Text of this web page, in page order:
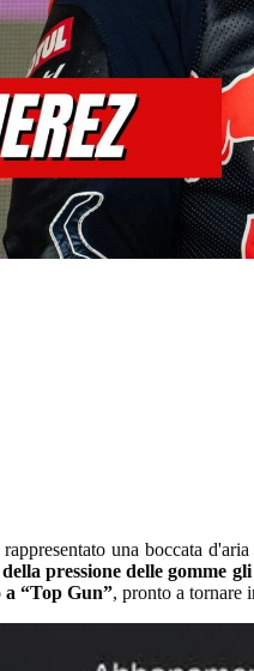
una boccata
pressione delle gomme
a “Top Gun”, pronto a tornare